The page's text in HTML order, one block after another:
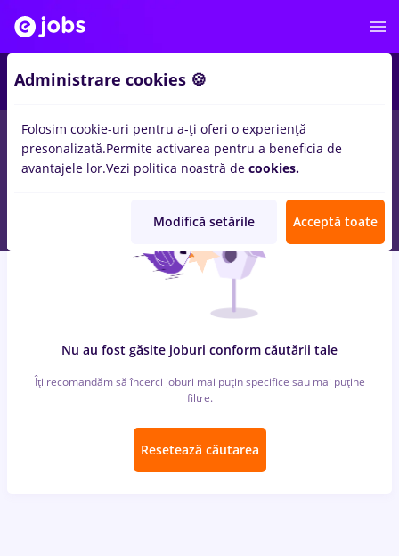
locuri de muncacu salarii peisagist, Part timein
pentruEntry-Level (< 2 ani)inTransport / Distributie
Nu au fost găsite joburi conform căutării tale
Îți recomandăm să încerci joburi mai puțin specifice sau mai puține
filtre.
Resetează căutarea
Administrare cookies 🍪
Folosim cookie-uri pentru a-ți oferi o experiență
presonalizată.Permite activarea pentru a beneficia de
avantajele lor.Vezi politica noastră de cookies.
Modifică setările Acceptă toate